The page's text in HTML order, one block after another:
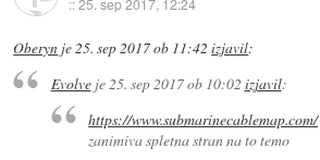
::25. sep 2017, 12:24
Oberyn je25. sep 2017 ob 11:42 izjavil:
Evolveje25. sep 2017 ob 10:02 izjavil:
https://www.submarinecablemap.com/
zanimiva spletna stran na to temo